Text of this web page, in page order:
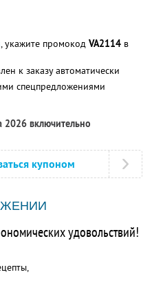
, укажите промокод VA2114 в
к заказу автоматически
спецпредложениями
2026 включительно
купоном
удовольствий!